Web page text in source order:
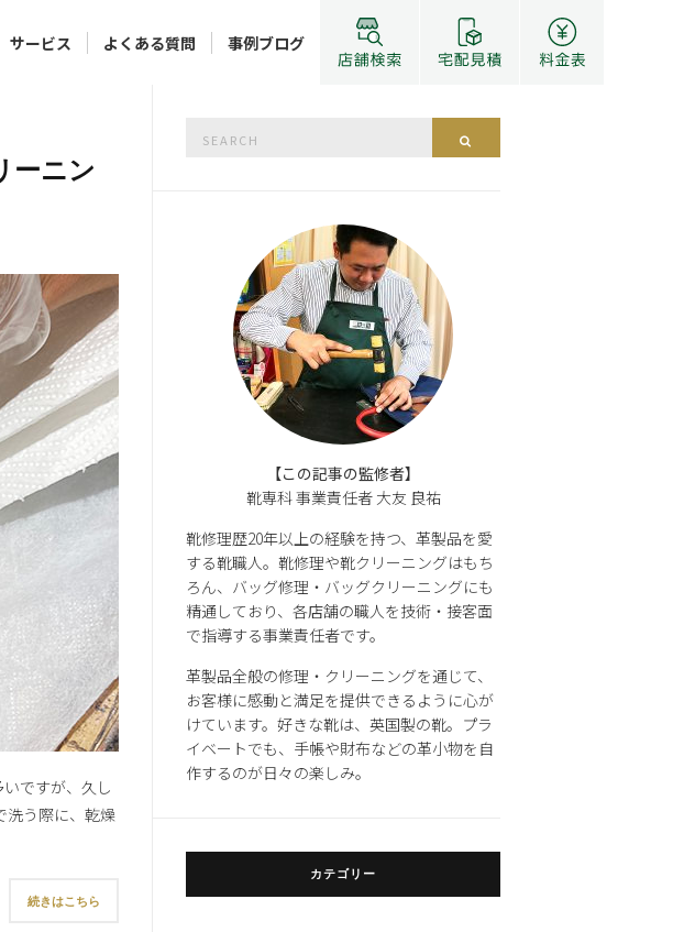
サービス よくある質問 事例ブログ
ーニン
ですが、久し
洗う際に、乾燥
続きはこちら
for:
【この記事の監修者】
靴専科 事業責任者 大友 良祐
靴修理歴20年以上の経験を持つ、革製品を愛
する靴職人。靴修理や靴クリーニングはもち
ろん、バッグ修理・バッグクリーニングにも
精通しており、各店舗の職人を技術・接客面
で指導する事業責任者です。
革製品全般の修理・クリーニングを通じて、
お客様に感動と満足を提供できるように心が
けています。好きな靴は、英国製の靴。プラ
イベートでも、手帳や財布などの革小物を自
作するのが日々の楽しみ。
カテゴリー